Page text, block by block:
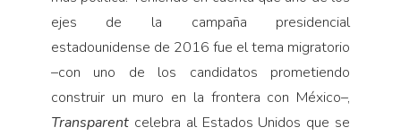
ejes de la campaña presidencial
estadounidense de 2016 fue el tema migratorio
–con uno de los candidatos prometiendo
construir un muro en la frontera con México–,
Transparent celebra al Estados Unidos que se